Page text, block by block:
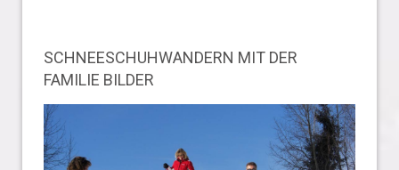
SCHNEESCHUHWANDERN MIT DER
FAMILIE BILDER